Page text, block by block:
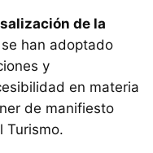
de la
han adoptado
y
en materia
de manifiesto
Turismo.